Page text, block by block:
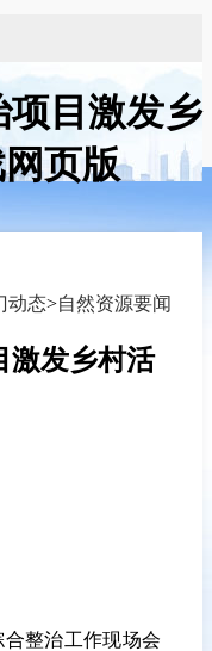
项目激发乡
页版
动态>自然资源要闻
激发乡村活
整治工作现场会